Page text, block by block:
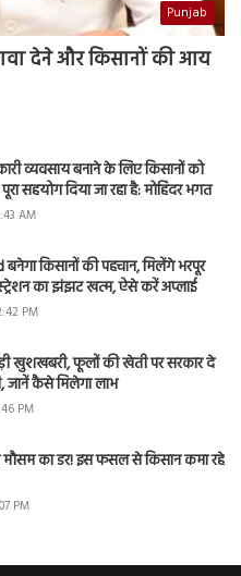
Punjab
देने और किसानों की आय
व्यवसाय बनाने के लिए किसानों को
सहयोग दिया जा रहा है: मोहिंदर भगत
AM
किसानों की पहचान, मिलेंगे भरपूर
का झंझट खत्म, ऐसे करें अप्लाई
PM
खुशखबरी, फूलों की खेती पर सरकार दे
जानें कैसे मिलेगा लाभ
PM
का डर! इस फसल से किसान कमा रहे
PM